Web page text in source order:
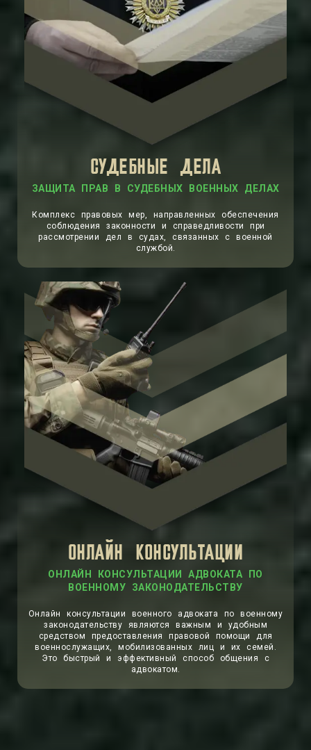
СУДЕБНЫЕ ДЕЛА
ЗАЩИТА ПРАВ В СУДЕБНЫХ ВОЕННЫХ ДЕЛАХ
Комплекс правовых мер, направленных обеспечения
соблюдения законности и справедливости при
рассмотрении дел в судах, связанных с военной
службой.
ОНЛАЙН КОНСУЛЬТАЦИИ
ОНЛАЙН КОНСУЛЬТАЦИИ АДВОКАТА ПО
ВОЕННОМУ ЗАКОНОДАТЕЛЬСТВУ
Онлайн консультации военного адвоката по военному
законодательству являются важным и удобным
средством предоставления правовой помощи для
военнослужащих, мобилизованных лиц и их семей.
Это быстрый и эффективный способ общения с
адвокатом.